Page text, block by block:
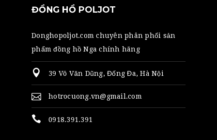
ĐỒNG HỒ POLJOT
Donghopoljot.com chuyên phân phối sản
phẩm đồng hồ Nga chính hãng
39 Võ Văn Dũng, Đống Đa, Hà Nội
hotrocuong.vn@gmail.com
0918.391.391